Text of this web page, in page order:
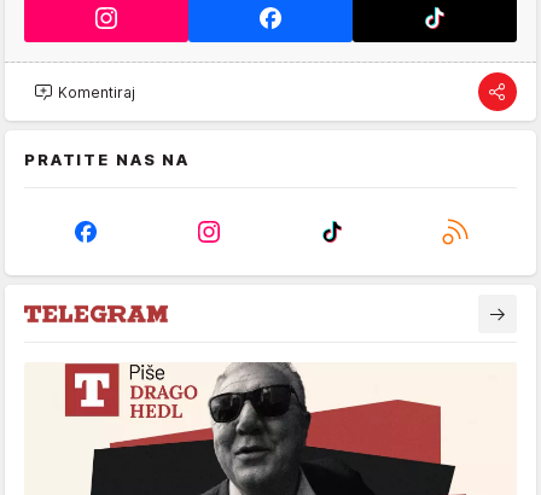
Komentiraj
PRATITE NAS NA